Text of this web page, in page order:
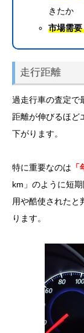
きたか
市場需要
走行距離
過走行車の査定で
距離が伸びるほど
下がります。
特に重要なのは
km」のように短
用や酷使されたと
ります。